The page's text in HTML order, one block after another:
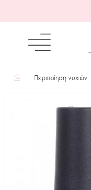
homeΠεριποίηση νυχιών